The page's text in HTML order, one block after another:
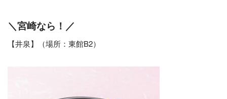
＼宮崎なら！／
【井泉】（場所：東館B2）